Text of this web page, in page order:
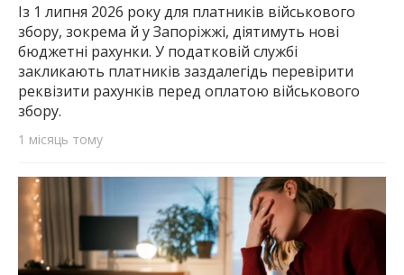
Із 1 липня 2026 року для платників військового
збору, зокрема й у Запоріжжі, діятимуть нові
бюджетні рахунки. У податковій службі
закликають платників заздалегідь перевірити
реквізити рахунків перед оплатою військового
збору.
1 місяць тому